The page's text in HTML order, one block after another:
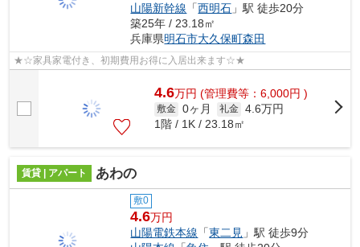
山陽新幹線 「西明石 」駅 徒歩20分
築25年 / 23.18㎡
兵庫県明石市大久保町森田
★☆家具家電付き、初期費用お得に入居出来ます☆★
4.6万円 (管理費等：6,000円 )
敷金 0ヶ月 礼金 4.6万円
1階 / 1K / 23.18㎡
賃貸 | アパート あわの
敷0
4.6万円
山陽電鉄本線 「東二見 」駅 徒歩9分